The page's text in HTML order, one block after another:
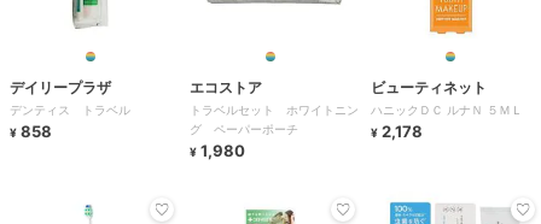
デイリープラザ
デンティス トラベル
¥ 858
エコストア
トラベルセット ホワイトニン
グ ペーパーポーチ
¥ 1,980
ビューティネット
ハニックＤＣ ルナＮ ５ＭＬ
¥ 2,178